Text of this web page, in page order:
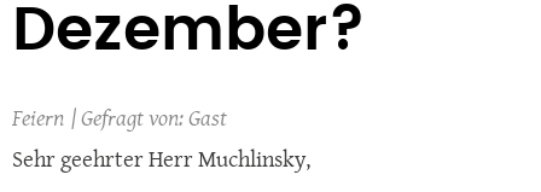
Dezember?
Feiern
Gast
Sehr geehrter Herr Muchlinsky,